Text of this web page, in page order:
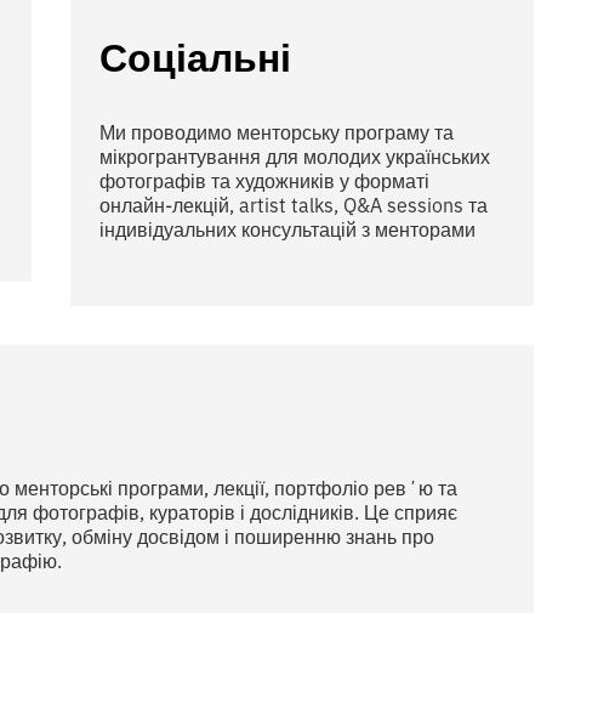
Соціальні
Ми проводимо менторську програму та
мікрогрантування для молодих українських
фотографів та художників у форматі
онлайн-лекцій, artist talks, Q&A sessions та
індивідуальних консультацій з менторами
менторські програми, лекції, портфоліо ревʼю та
фотографів, кураторів і дослідників. Це сприяє
обміну досвідом і поширенню знань про